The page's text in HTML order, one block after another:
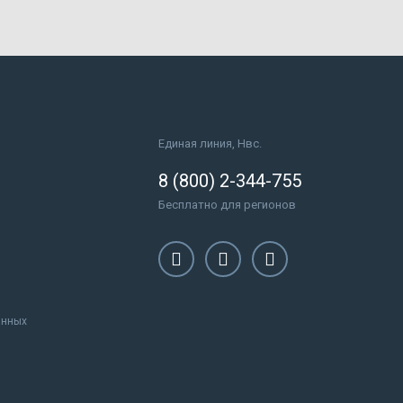
Единая линия, Нвс.
8 (800) 2-344-755
Бесплатно для регионов